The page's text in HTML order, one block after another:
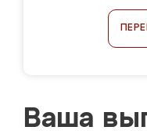
Ваша